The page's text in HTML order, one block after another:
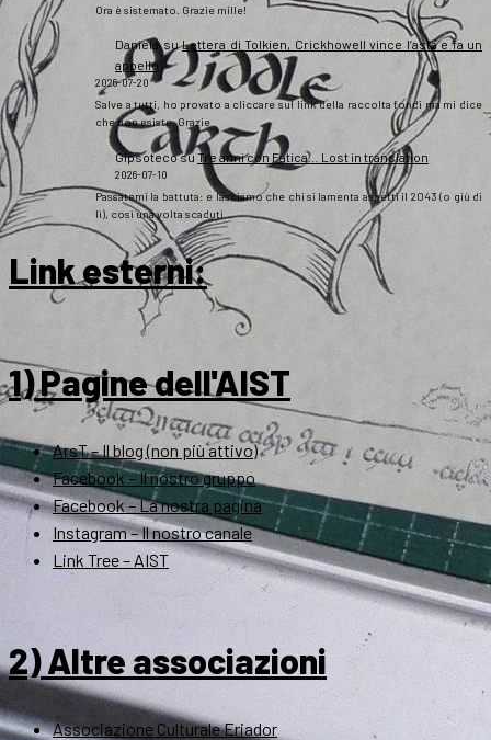
Ora è sistemato. Grazie mille!
DanielasuLettera di Tolkien, Crickhowell vince l’asta e fa un
appello
2026-07-20
Salve a tutti, ho provato a cliccare sul link della raccolta fondi ma mi dice
che non esiste. Grazie
GipsotecosuTre anni con Fatica… Lost in translation
2026-07-10
Passatemi la battuta: e lasciamo che chi si lamenta aspetti il 2043 (o giù di
lì), così una volta scaduti…
Link esterni:
1) Pagine dell'AIST
ArsT – Il blog (non più attivo)
Facebook – Il nostro gruppo
Facebook – La nostra pagina
Instagram – Il nostro canale
Link Tree – AIST
2) Altre associazioni
Associazione Culturale Eriador